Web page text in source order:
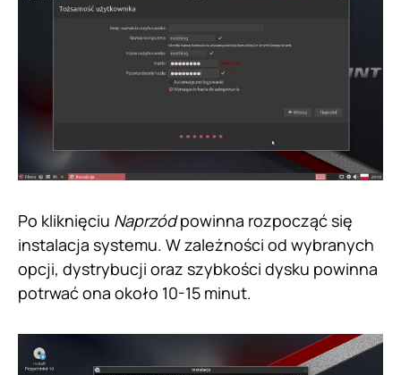
Po kliknięciu Naprzódpowinna rozpocząć się
instalacja systemu. W zależności od wybranych
opcji, dystrybucji oraz szybkości dysku powinna
potrwać ona około 10-15 minut.